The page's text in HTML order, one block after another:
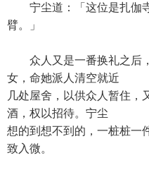
宁尘道：「这位是扎伽
臂。」
众人又是一番换礼之后
女，命她派人清空就近
几处屋舍，以供众人暂住，
酒，权以招待。宁尘
想的到想不到的，一桩桩一
致入微。